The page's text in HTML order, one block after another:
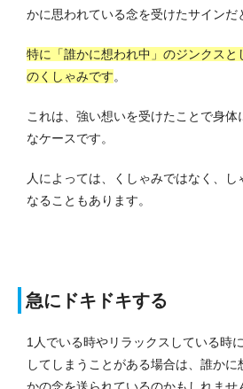
かに思われている念を受けたサインだ
特に「誰かに想われ中」のジンクス
のくしゃみです。
これは、強い想いを受けたことで身体
なケースです。
人によっては、くしゃみではなく、し
なることもあります。
急にドキドキする
1人でいる時やリラックスしている時
してしまうことがある場合は、誰かに
かの念を送られているのかもしれませ